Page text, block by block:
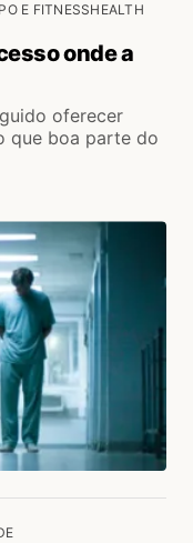
E FITNESSHEALTH
onde a
oferecer
que boa parte do